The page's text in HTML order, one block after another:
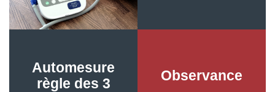
Automesure
règle des 3
Observance